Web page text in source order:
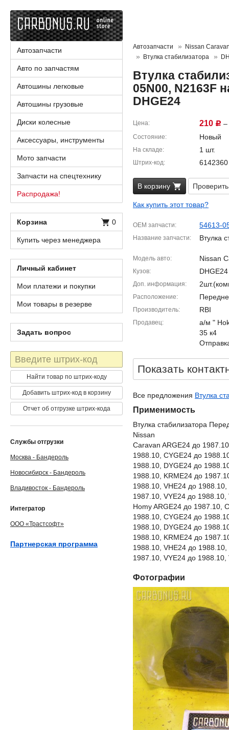
Автозапчасти
Nissan
Втулка стабилизатора
Втулка
05N00, N2163F
DHGE24
Цена 210 Р –
Состояние Новый
На складе 1 шт.
Штрих-код 6142360
В корзину
Как купить этот товар?
OEM запчасти 54613-
Название запчасти Втулка
Модель авто Nissan
Кузов DHGE24
Доп. информация
Расположение
Производитель RBI
Продавец
а/м "
35 к4
Показать
Все предложения Втулка
Применимость
Втулка стабилизатора
Nissan
Caravan ARGE24 до
1988.10, CYGE24 до
1988.10, DYGE24 до
1988.10, KRME24 до
1988.10, VHE24 до
1987.10, VYE24 до
Homy ARGE24 до 1987.10,
1988.10, CYGE24 до
1988.10, DYGE24 до
1988.10, KRME24 до
1988.10, VHE24 до
1987.10, VYE24 до
Фотографии
Автозапчасти
Авто по запчастям
Автошины легковые
Автошины грузовые
Диски колесные
Аксессуары, инструменты
Мото запчасти
Запчасти на спецтехнику
Распродажа!
Корзина 0
Купить через менеджера
Личный кабинет
Мои платежи и покупки
Мои товары в резерве
Задать вопрос
Штрих-
код
Найти товар по штрих-коду
Добавить штрих-код в корзину
Отчет об отгрузке штрих-кода
Службы отгрузки
Москва - Бандероль
Новосибирск - Бандероль
Владивосток - Бандероль
Интегратор
ООО «Трастсофт»
Партнерская программа